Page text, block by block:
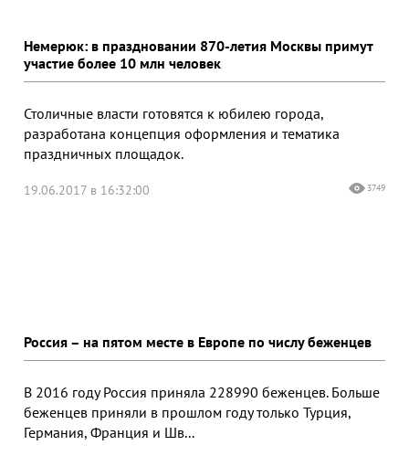
Немерюк: в праздновании 870-летия Москвы примут
участие более 10 млн человек
Столичные власти готовятся к юбилею города,
разработана концепция оформления и тематика
праздничных площадок.
19.06.2017 в 16:32:00 3749
Россия – на пятом месте в Европе по числу беженцев
В 2016 году Россия приняла 228990 беженцев. Больше
беженцев приняли в прошлом году только Турция,
Германия, Франция и Шв...